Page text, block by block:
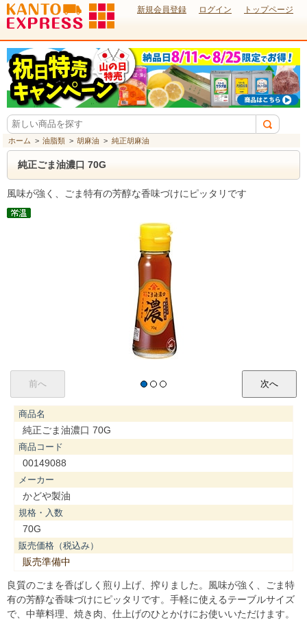
新規会員登録 ログイン トップページ
ホーム > 油脂類 > 胡麻油 > 純正胡麻油
純正ごま油濃口 70G
風味が強く、ごま特有の芳醇な香味づけにピッタリです
商品名
純正ごま油濃口 70G
商品コード
00149088
メーカー
かどや製油
規格・入数
70G
販売価格（税込み）
販売準備中
良質のごまを香ばしく煎り上げ、搾りました。風味が強く、ごま特
有の芳醇な香味づけにピッタリです。手軽に使えるテーブルサイズ
で、中華料理、焼き肉、仕上げのひとかけにお使いいただけます。